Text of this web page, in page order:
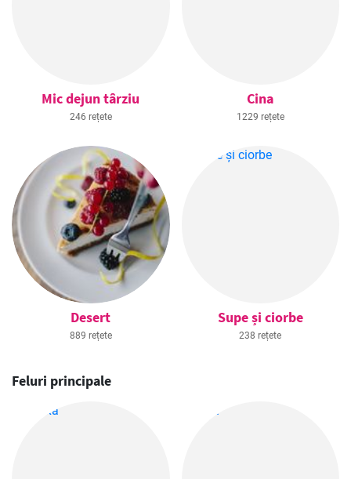
Mic dejun târziu
246 rețete
Cina
1229 rețete
Desert
889 rețete
Supe și ciorbe
238 rețete
Feluri principale